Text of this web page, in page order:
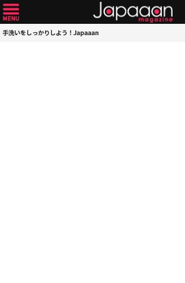
手洗いをしっかりしよう！Japaaan